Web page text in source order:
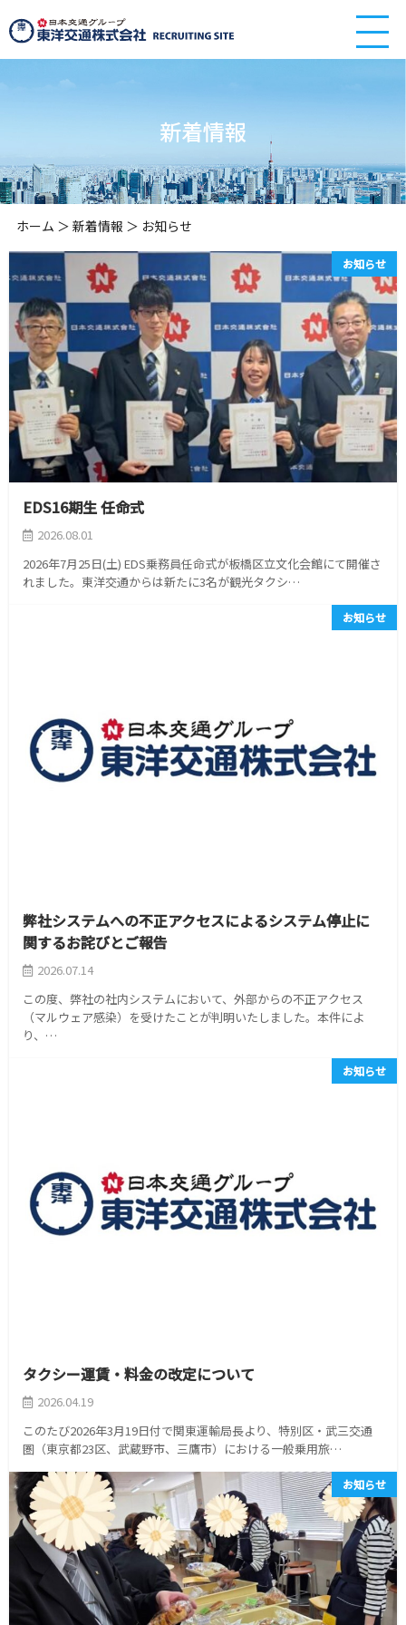
新着情報
ホーム 新着情報 お知らせ
お知らせ
EDS16期生 任命式
2026.08.01
2026年7月25日(土) EDS乗務員任命式が板橋区立文化会館にて開催さ
れました。東洋交通からは新たに3名が観光タクシ…
お知らせ
弊社システムへの不正アクセスによるシステム停止に
関するお詫びとご報告
2026.07.14
この度、弊社の社内システムにおいて、外部からの不正アクセス
（マルウェア感染）を受けたことが判明いたしました。本件によ
り、…
お知らせ
タクシー運賃・料金の改定について
2026.04.19
このたび2026年3月19日付で関東運輸局長より、特別区・武三交通
圏（東京都23区、武蔵野市、三鷹市）における一般乗用旅…
お知らせ